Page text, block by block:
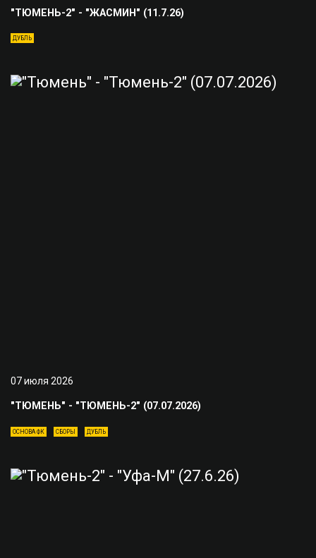
"ТЮМЕНЬ-2" - "ЖАСМИН" (11.7.26)
ДУБЛЬ
07 июля 2026
"ТЮМЕНЬ" - "ТЮМЕНЬ-2" (07.07.2026)
ОСНОВА ФК СБОРЫ ДУБЛЬ